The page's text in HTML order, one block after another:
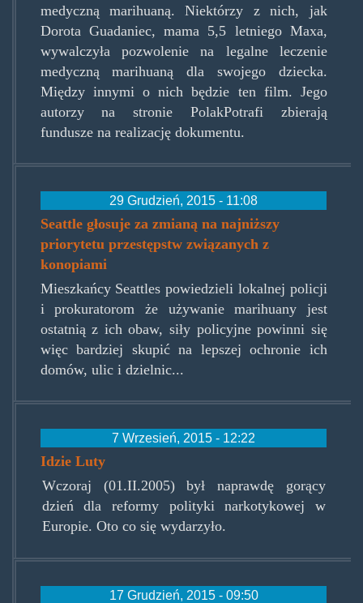
medyczną marihuaną. Niektórzy z nich, jak
Dorota Guadaniec, mama 5,5 letniego Maxa,
wywalczyła pozwolenie na legalne leczenie
medyczną marihuaną dla swojego dziecka.
Między innymi o nich będzie ten film. Jego
autorzy na stronie PolakPotrafi zbierają
fundusze na realizację dokumentu.
29 Grudzień, 2015 - 11:08
Seattle głosuje za zmianą na najniższy
priorytetu przestępstw związanych z
konopiami
Mieszkańcy Seattles powiedzieli lokalnej policji
i prokuratorom że używanie marihuany jest
ostatnią z ich obaw, siły policyjne powinni się
więc bardziej skupić na lepszej ochronie ich
domów, ulic i dzielnic...
7 Wrzesień, 2015 - 12:22
Idzie Luty
Wczoraj (01.II.2005) był naprawdę gorący
dzień dla reformy polityki narkotykowej w
Europie. Oto co się wydarzyło.
17 Grudzień, 2015 - 09:50